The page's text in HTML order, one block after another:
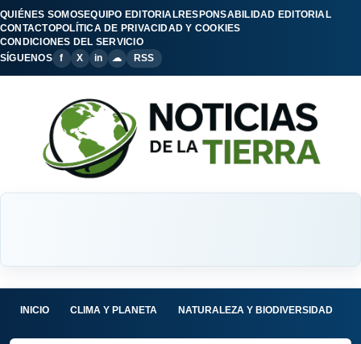
QUIÉNES SOMOSEQUIPO EDITORIALRESPONSABILIDAD EDITORIAL
CONTACTOPOLÍTICA DE PRIVACIDAD Y COOKIES
CONDICIONES DEL SERVICIO
SÍGUENOS
f X in ☁ RSS
INICIO CLIMA Y PLANETA NATURALEZA Y BIODIVERSIDAD